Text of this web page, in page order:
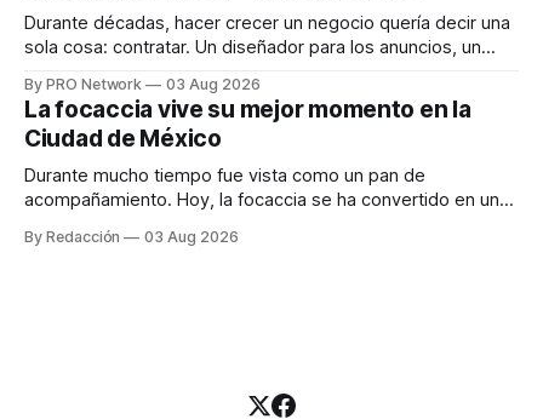
Durante décadas, hacer crecer un negocio quería decir una
sola cosa: contratar. Un diseñador para los anuncios, un
para los textos, alguien que supiera de publicidad digital
para encontrar prospectos, un vendedor para atender
llamadas y mensajes, y —con suerte— una persona
By PRO Network 03 Aug 2026
La focaccia vive su mejor momento en la
Ciudad de México
Durante mucho tiempo fue vista como un pan de
acompañamiento. Hoy, la focaccia se ha convertido en uno
artesanal, ingredientes de calidad y experiencias que
By Redacción 03 Aug 2026